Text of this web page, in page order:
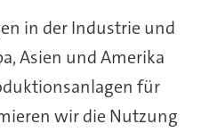
in der Industrie und
Asien und Amerika
für
wir die Nutzung